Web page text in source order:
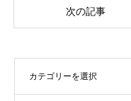
次の記事